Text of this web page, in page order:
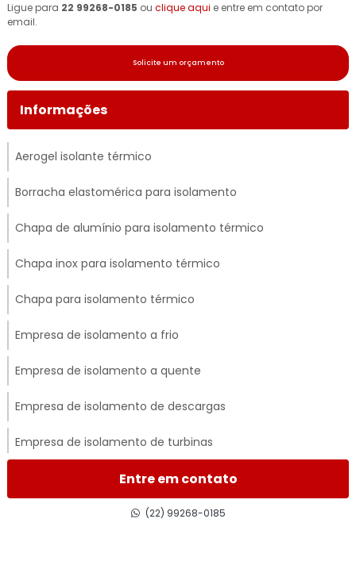
Ligue para 22 99268-0185 ou clique aqui e entre em contato por
email.
Solicite um orçamento
Informações
Aerogel isolante térmico
Borracha elastomérica para isolamento
Chapa de alumínio para isolamento térmico
Chapa inox para isolamento térmico
Chapa para isolamento térmico
Empresa de isolamento a frio
Empresa de isolamento a quente
Empresa de isolamento de descargas
Empresa de isolamento de turbinas
Empresa de isolamento térmico
Empresa de isolamento térmico de dutos
Entre em contato
(22) 99268-0185